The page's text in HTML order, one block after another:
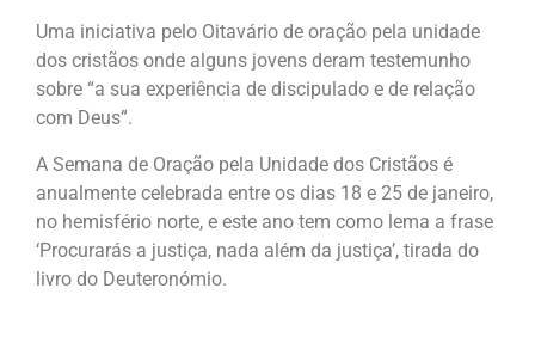
Uma iniciativa pelo Oitavário de oração pela unidade
dos cristãos onde alguns jovens deram testemunho
sobre “a sua experiência de discipulado e de relação
com Deus”.
A Semana de Oração pela Unidade dos Cristãos é
anualmente celebrada entre os dias 18 e 25 de janeiro,
no hemisfério norte, e este ano tem como lema a frase
‘Procurarás a justiça, nada além da justiça’, tirada do
livro do Deuteronómio.